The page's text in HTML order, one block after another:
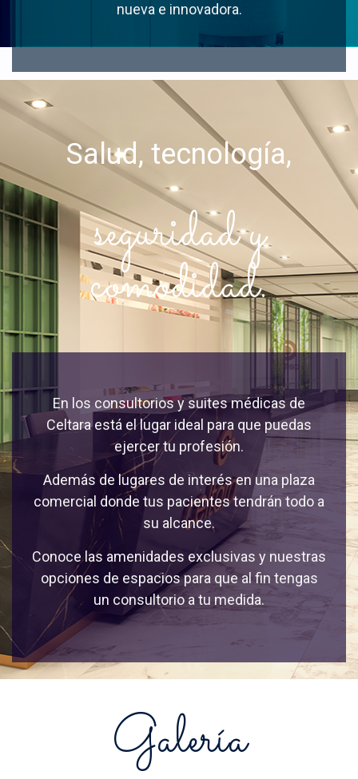
nueva e innovadora.
Salud, tecnología,
seguridad y
comodidad.
En los consultorios y suites médicas de
Celtara está el lugar ideal para que puedas
ejercer tu profesión.
Además de lugares de interés en una plaza
comercial donde tus pacientes tendrán todo a
su alcance.
Conoce las amenidades exclusivas y nuestras
opciones de espacios para que al fin tengas
un consultorio a tu medida.
Galería